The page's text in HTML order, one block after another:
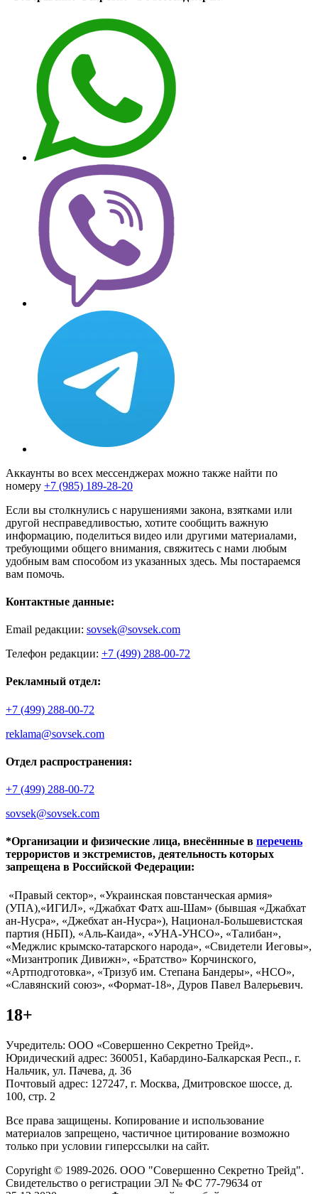
Аккаунты во всех мессенджерах можно также найти по
номеру +7 (985) 189-28-20
Если вы столкнулись с нарушениями закона, взятками или
другой несправедливостью, хотите сообщить важную
информацию, поделиться видео или другими материалами,
требующими общего внимания, свяжитесь с нами любым
удобным вам способом из указанных здесь. Мы постараемся
вам помочь.
Контактные данные:
Email редакции: sovsek@sovsek.com
Телефон редакции: +7 (499) 288-00-72
Рекламный отдел:
+7 (499) 288-00-72
reklama@sovsek.com
Отдел распространения:
+7 (499) 288-00-72
sovsek@sovsek.com
*Организации и физические лица, внесённные в перечень
террористов и экстремистов, деятельность которых
запрещена в Российской Федерации:
«Правый сектор», «Украинская повстанческая армия»
(УПА),«ИГИЛ», «Джабхат Фатх аш-Шам» (бывшая «Джабхат
ан-Нусра», «Джебхат ан-Нусра»), Национал-Большевистская
партия (НБП), «Аль-Каида», «УНА-УНСО», «Талибан»,
«Меджлис крымско-татарского народа», «Свидетели Иеговы»,
«Мизантропик Дивижн», «Братство» Корчинского,
«Артподготовка», «Тризуб им. Степана Бандеры», «НСО»,
«Славянский союз», «Формат-18», Дуров Павел Валерьевич.
18+
Учредитель: ООО «Совершенно Секретно Трейд».
Юридический адрес: 360051, Кабардино-Балкарская Респ., г.
Нальчик, ул. Пачева, д. 36
Почтовый адрес: 127247, г. Москва, Дмитровское шоссе, д.
100, стр. 2
Все права защищены. Копирование и использование
материалов запрещено, частичное цитирование возможно
только при условии гиперссылки на сайт.
Copyright © 1989-2026. ООО "Совершенно Секретно Трейд".
Свидетельство о регистрации ЭЛ № ФС 77-79634 от